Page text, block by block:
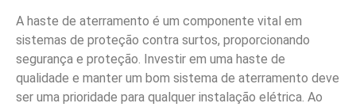
A haste de aterramento é um componente vital em
sistemas de proteção contra surtos, proporcionando
segurança e proteção. Investir em uma haste de
qualidade e manter um bom sistema de aterramento deve
ser uma prioridade para qualquer instalação elétrica. Ao